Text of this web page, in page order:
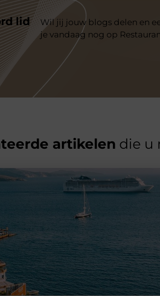
lid
Wil jij jouw blogs delen en
je vandaag nog op
artikelen die u